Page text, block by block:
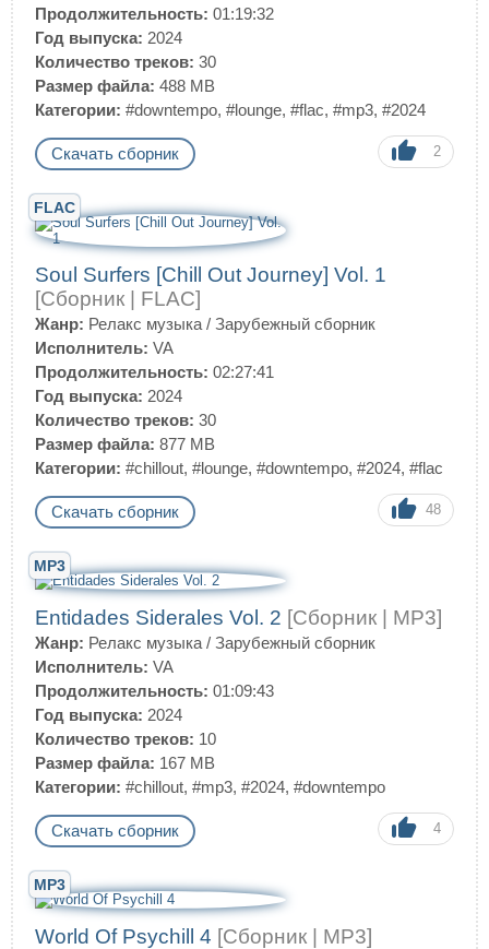
Продолжительность: 01:19:32
Год выпуска: 2024
Количество треков: 30
Размер файла: 488 MB
Категории: #downtempo, #lounge, #flac, #mp3, #2024
Скачать сборник 2
FLAC
Soul Surfers [Chill Out Journey] Vol. 1
[Сборник | FLAC]
Жанр: Релакс музыка / Зарубежный сборник
Исполнитель: VA
Продолжительность: 02:27:41
Год выпуска: 2024
Количество треков: 30
Размер файла: 877 MB
Категории: #chillout, #lounge, #downtempo, #2024, #flac
Скачать сборник 48
MP3
Entidades Siderales Vol​.​ 2 [Сборник | MP3]
Жанр: Релакс музыка / Зарубежный сборник
Исполнитель: VA
Продолжительность: 01:09:43
Год выпуска: 2024
Количество треков: 10
Размер файла: 167 MB
Категории: #chillout, #mp3, #2024, #downtempo
Скачать сборник 4
MP3
World Of Psychill 4 [Сборник | MP3]